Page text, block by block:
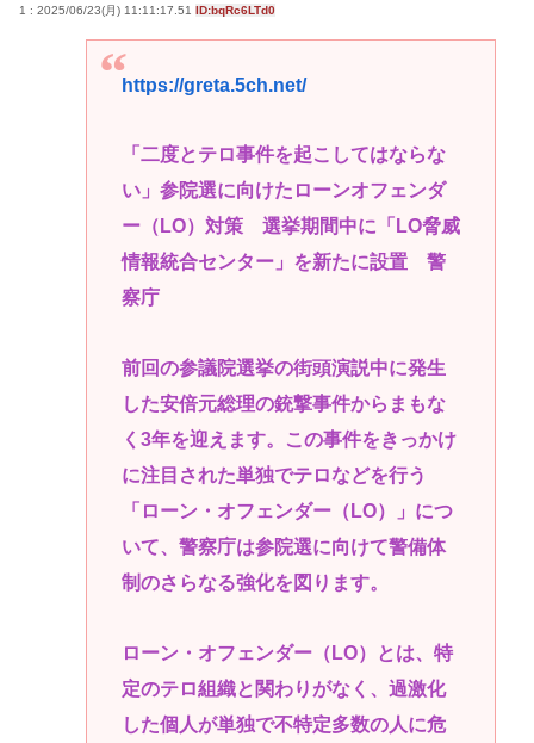
1 : 2025/06/23(月) 11:11:17.51 ID:bqRc6LTd0
https://greta.5ch.net/
「二度とテロ事件を起こしてはならな
い」参院選に向けたローンオフェンダ
ー（LO）対策 選挙期間中に「LO脅威
情報統合センター」を新たに設置 警
察庁
前回の参議院選挙の街頭演説中に発生
した安倍元総理の銃撃事件からまもな
く3年を迎えます。この事件をきっかけ
に注目された単独でテロなどを行う
「ローン・オフェンダー（LO）」につ
いて、警察庁は参院選に向けて警備体
制のさらなる強化を図ります。
ローン・オフェンダー（LO）とは、特
定のテロ組織と関わりがなく、過激化
した個人が単独で不特定多数の人に危